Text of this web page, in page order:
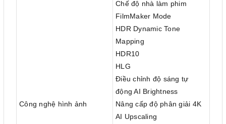
Công nghệ hình ảnh
Chế độ nhà làm phim
FilmMaker Mode
HDR Dynamic Tone
Mapping
HDR10
HLG
Điều chỉnh độ sáng tự
động AI Brightness
Nâng cấp độ phân giải 4K
AI Upscaling